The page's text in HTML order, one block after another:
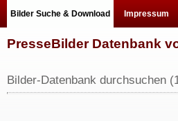
Bilder Suche & Download Impressum
PresseBilder Datenbank
Bilder-Datenbank durchsuchen